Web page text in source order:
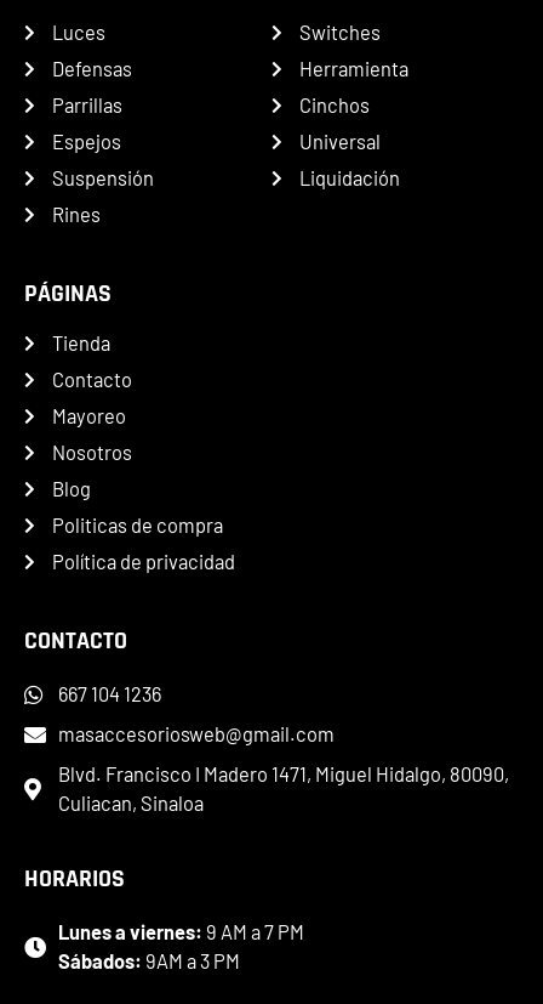
Luces
Defensas
Parrillas
Espejos
Suspensión
Rines
Switches
Herramienta
Cinchos
Universal
Liquidación
PÁGINAS
Tienda
Contacto
Mayoreo
Nosotros
Blog
Politicas de compra
Política de privacidad
CONTACTO
667 104 1236
masaccesoriosweb@gmail.com
Blvd. Francisco I Madero 1471, Miguel Hidalgo, 80090,
Culiacan, Sinaloa
HORARIOS
Lunes a viernes: 9 AM a 7 PM
Sábados: 9AM a 3 PM